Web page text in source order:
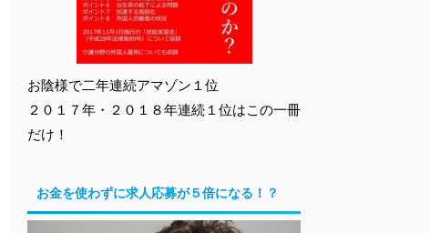
お陰様で二年連続アマゾン１位
２０１７年・２０１８年連続１位はこの一冊
だけ！
お金を使わずに求人応募が５倍になる！？